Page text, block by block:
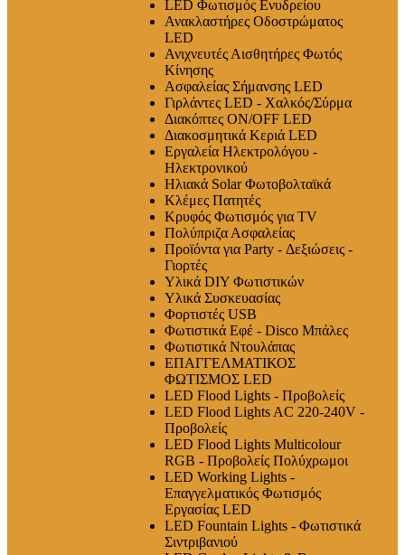
LED Φωτισμός Ενυδρείου
Ανακλαστήρες Οδοστρώματος
LED
Ανιχνευτές Αισθητήρες Φωτός
Κίνησης
Ασφαλείας Σήμανσης LED
Γιρλάντες LED - Χαλκός/Σύρμα
Διακόπτες ON/OFF LED
Διακοσμητικά Κεριά LED
Εργαλεία Ηλεκτρολόγου -
Ηλεκτρονικού
Ηλιακά Solar Φωτοβολταϊκά
Κλέμες Πατητές
Κρυφός Φωτισμός για TV
Πολύπριζα Ασφαλείας
Προϊόντα για Party - Δεξιώσεις -
Γιορτές
Υλικά DIY Φωτιστικών
Υλικά Συσκευασίας
Φορτιστές USB
Φωτιστικά Εφέ - Disco Μπάλες
Φωτιστικά Ντουλάπας
ΕΠΑΓΓΕΛΜΑΤΙΚΟΣ
ΦΩΤΙΣΜΟΣ LED
LED Flood Lights - Προβολείς
LED Flood Lights AC 220-240V -
Προβολείς
LED Flood Lights Multicolour
RGB - Προβολείς Πολύχρωμοι
LED Working Lights -
Επαγγελματικός Φωτισμός
Εργασίας LED
LED Fountain Lights - Φωτιστικά
Σιντριβανιού